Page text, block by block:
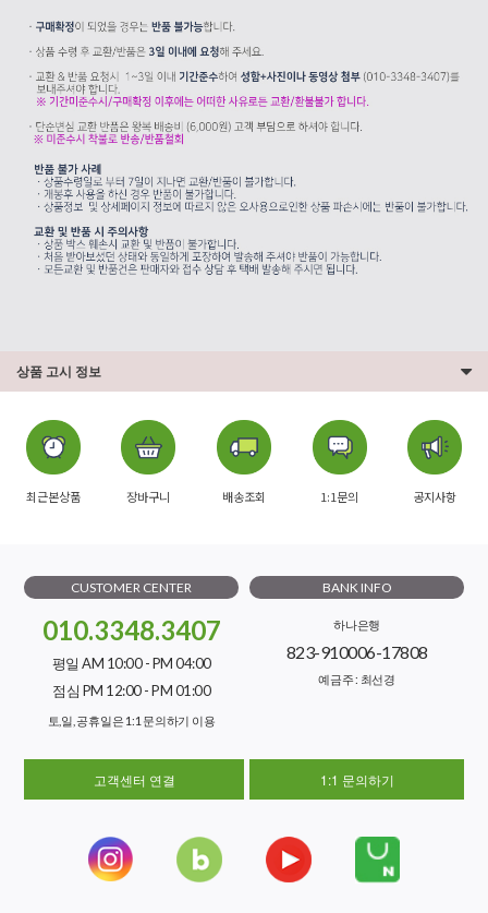
상품 고시 정보
최근본상품 장바구니 배송조회 1:1문의 공지사항
CUSTOMER CENTER
010.3348.3407
평일 AM 10:00 - PM 04:00
점심 PM 12:00 - PM 01:00
토,일, 공휴일은 1:1 문의하기 이용
BANK INFO
하나은행
823-910006-17808
예금주 : 최선경
고객센터 연결 1:1 문의하기